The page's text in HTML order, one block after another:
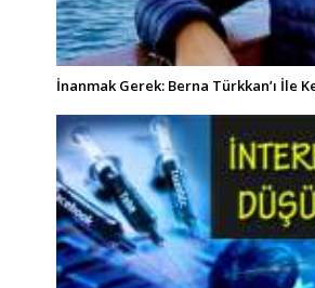
İnanmak Gerek: Berna Türkkan’ı İle